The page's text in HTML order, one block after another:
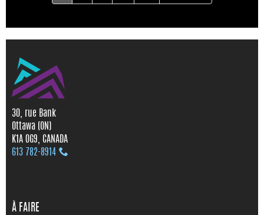
30, rue Bank
Ottawa (ON)
K1A 0G9, CANADA
613 782‑8914
À FAIRE